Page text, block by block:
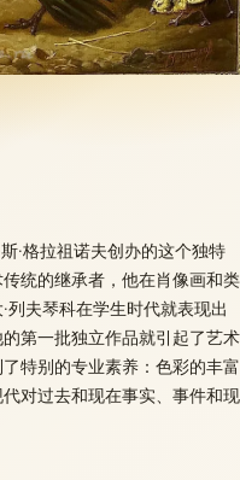
·格拉祖诺夫创办的这个独特
统的继承者，他在肖像画和类
列夫琴科在学生时代就表现出
第一批独立作品就引起了艺术
特别的专业素养：色彩的丰富
对过去和现在事实、事件和现